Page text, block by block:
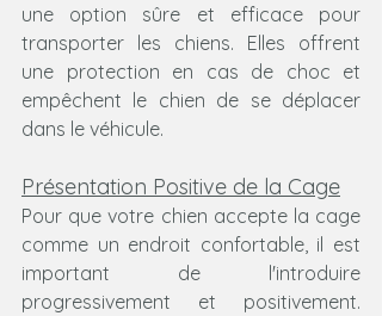
une option sûre et efficace pour
transporter les chiens. Elles offrent
une protection en cas de choc et
empêchent le chien de se déplacer
dans le véhicule.
Présentation Positive de la Cage
Pour que votre chien accepte la cage
comme un endroit confortable, il est
important de l'introduire
progressivement et positivement.